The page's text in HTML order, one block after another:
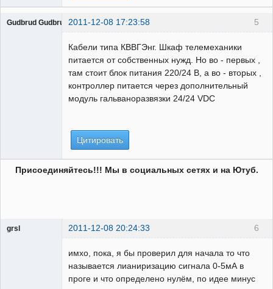
5
Gudbrud Gudbrudson2011-12-08 17:23:58
Кабели типа КВВГЭнг. Шкаф телемеханики
питается от собственных нужд. Но во - первых ,
там стоит блок питания 220/24 В, а во - вторых ,
контроллер питается через дополнительный
модуль гальваноразвязки 24/24 VDC
Цитировать
Присоединяйтесь!!! Мы в социальных сетях и на Ютуб.
6
grsl 2011-12-08 20:24:33
имхо, пока, я бы проверил для начала то что
называется лианиризацию сигнала 0-5мА в
проге и что определено нулём, по идее минус